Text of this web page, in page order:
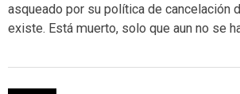
asqueado por su política de cancelación
existe. Está muerto, solo que aun no se